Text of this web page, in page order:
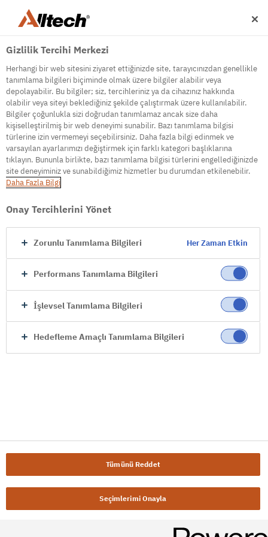
500
Internal Error Server
It seems we're experiencing some technical
difficulties. Try refreshing the page or go to the
Gizlilik Tercihi Merkezi
Herhangi bir web sitesini ziyaret ettiğinizde site, tarayıcınızdan genellikle
tanımlama bilgileri biçiminde olmak üzere bilgiler alabilir veya
depolayabilir. Bu bilgiler; siz, tercihleriniz ya da cihazınız hakkında
olabilir veya siteyi beklediğiniz şekilde çalıştırmak üzere kullanılabilir.
Bilgiler çoğunlukla sizi doğrudan tanımlamaz ancak size daha
kişiselleştirilmiş bir web deneyimi sunabilir. Bazı tanımlama bilgisi
türlerine izin vermemeyi seçebilirsiniz. Daha fazla bilgi edinmek ve
varsayılan ayarlarımızı değiştirmek için farklı kategori başlıklarına
tıklayın. Bununla birlikte, bazı tanımlama bilgisi türlerini engellediğinizde
site deneyiminiz ve sunabildiğimiz hizmetler bu durumdan etkilenebilir.
Daha Fazla Bilgi
Onay Tercihlerini Yönet
Zorunlu Tanımlama Bilgileri Her Zaman Etkin
Performans Tanımlama Bilgileri
İşlevsel Tanımlama Bilgileri
Hedefleme Amaçlı Tanımlama Bilgileri
Tümünü Reddet
Seçimlerimi Onayla